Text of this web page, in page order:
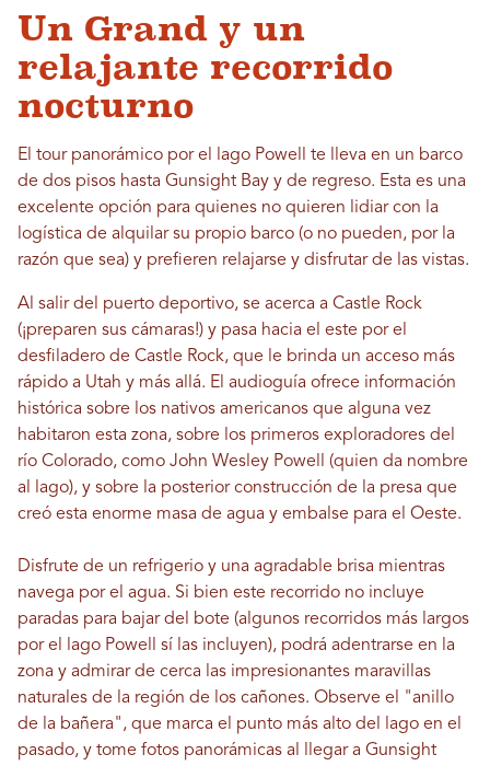
Un Grand y un
relajante recorrido
nocturno
El tour panorámico por el lago Powell te lleva en un barco
de dos pisos hasta Gunsight Bay y de regreso. Esta es una
excelente opción para quienes no quieren lidiar con la
logística de alquilar su propio barco (o no pueden, por la
razón que sea) y prefieren relajarse y disfrutar de las vistas.
Al salir del puerto deportivo, se acerca a Castle Rock
(¡preparen sus cámaras!) y pasa hacia el este por el
desfiladero de Castle Rock, que le brinda un acceso más
rápido a Utah y más allá. El audioguía ofrece información
histórica sobre los nativos americanos que alguna vez
habitaron esta zona, sobre los primeros exploradores del
río Colorado, como John Wesley Powell (quien da nombre
al lago), y sobre la posterior construcción de la presa que
creó esta enorme masa de agua y embalse para el Oeste.
Disfrute de un refrigerio y una agradable brisa mientras
navega por el agua. Si bien este recorrido no incluye
paradas para bajar del bote (algunos recorridos más largos
por el lago Powell sí las incluyen), podrá adentrarse en la
zona y admirar de cerca las impresionantes maravillas
naturales de la región de los cañones. Observe el "anillo
de la bañera", que marca el punto más alto del lago en el
pasado, y tome fotos panorámicas al llegar a Gunsight